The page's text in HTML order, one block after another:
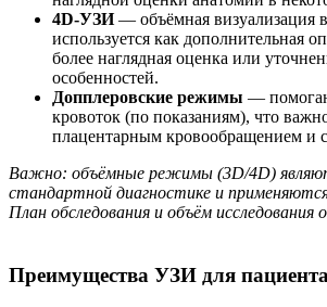
4D-УЗИ— объёмная визуализация
используется как дополнительная
более наглядная оценка или
особенностей.
Допплеровские режимы —
кровоток (по показаниям), что
плацентарным кровообращением и
Важно: объёмные режимы (3D/4D)
стандартной диагностике и
План обследования и объём исследования
Преимущества УЗИ для